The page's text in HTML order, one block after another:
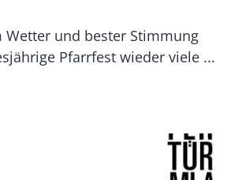
Wetter und bester Stimmung
Pfarrfest wieder viele ...